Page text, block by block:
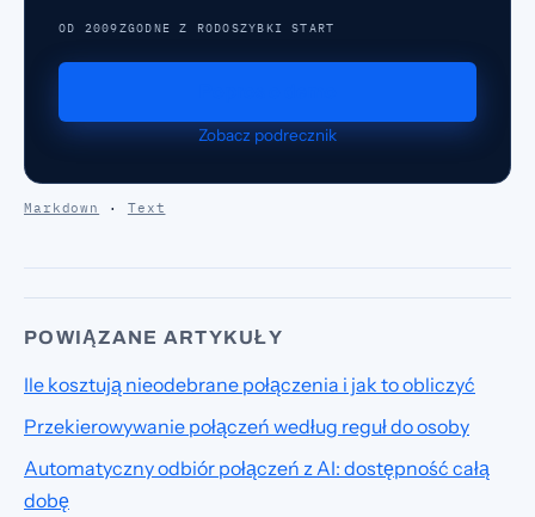
OD 2009ZGODNE Z RODOSZYBKI START
Zobacz podrecznik
Markdown · Text
POWIĄZANE ARTYKUŁY
Ile kosztują nieodebrane połączenia i jak to obliczyć
Przekierowywanie połączeń według reguł do osoby
Automatyczny odbiór połączeń z AI: dostępność całą
dobę